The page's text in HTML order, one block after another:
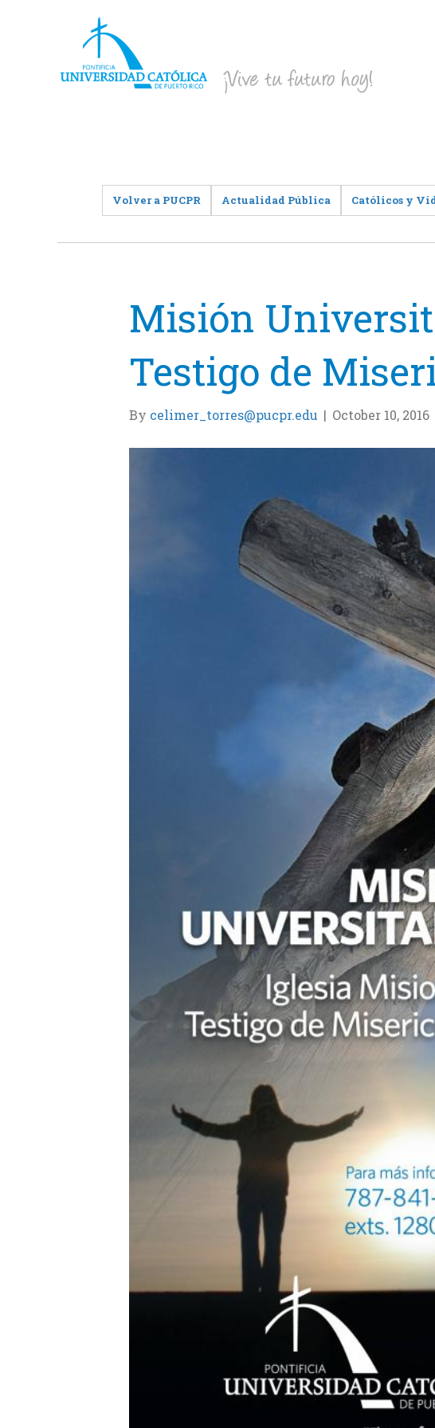
Volver a PUCPR Actualidad Pública Católicos y
Misión
Testigo de
By celimer_torres@pucpr.edu | October 10, 2016